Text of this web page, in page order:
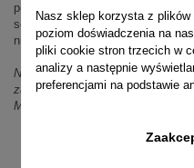
poniedziałek - piątek: 11.00-19.00
sobota: 10.00-14.00
niedziela (każda): nieczynne
Nie odpowiadamy na wiadomości
zamówień i oferty prosimy o
Messenger.
Nasz sklep korzysta z
poziom doświadczenia na
pliki cookie stron trzecich w
analizy a następnie
preferencjami na podstawie